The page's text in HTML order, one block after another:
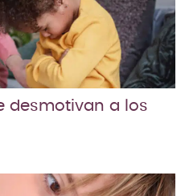
desmotivan a los